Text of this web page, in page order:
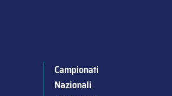
Campionati
Nazionali